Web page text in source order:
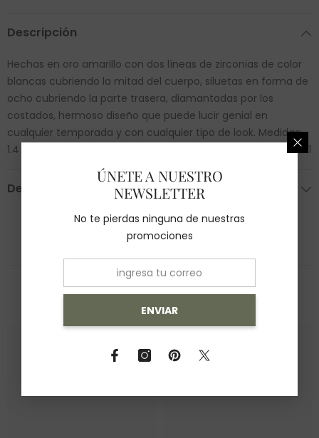
Descripción
Hechas en oro amarillo con dos líneas de zirconias de color
blancas cubriendo la mitad del cuerpo, siluetas en forma de
ocho cubriendo la parte trasera, diamantadas por los
costados, hermoso diseño que puede lucir genial en
cualquier temporada y con cualquier tipo de look. Medidas:
1.4 cm de alto, 4 mm de ancho. Peso: 1.8 gr. SKU: 10GC1H30601
Devoluciones
También Te Recomendamos
ÚNETE A NUESTRO
NEWSLETTER
No te pierdas ninguna de nuestras
promociones
ENVIAR